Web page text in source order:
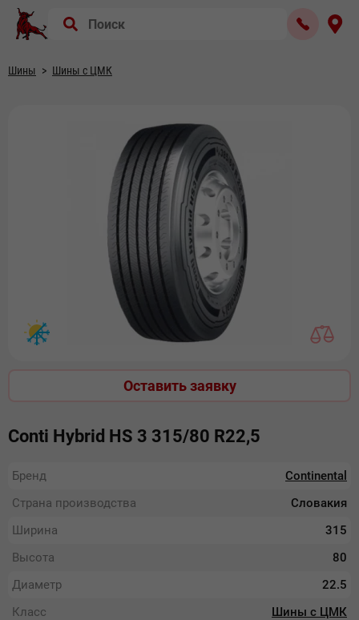
Шины Шины с ЦМК
Оставить заявку
Conti Hybrid HS 3 315/80 R22,5
Бренд
Continental
Страна производства
Словакия
Ширина
315
Высота
80
Диаметр
22.5
Класс
Шины с ЦМК